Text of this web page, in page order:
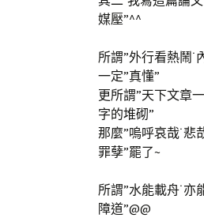
媒壓”^^
所謂”外行看熱鬧˙
一定”真懂”
更所謂”天下文章
字的堆砌”
那麼”嗚呼哀哉˙悲
罪孽”罷了~
所謂”水能載舟˙亦
障道”@@